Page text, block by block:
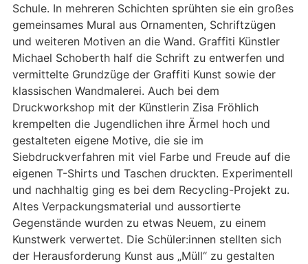
Schule. In mehreren Schichten sprühten sie ein großes
gemeinsames Mural aus Ornamenten, Schriftzügen
und weiteren Motiven an die Wand. Graffiti Künstler
Michael Schoberth half die Schrift zu entwerfen und
vermittelte Grundzüge der Graffiti Kunst sowie der
klassischen Wandmalerei. Auch bei dem
Druckworkshop mit der Künstlerin Zisa Fröhlich
krempelten die Jugendlichen ihre Ärmel hoch und
gestalteten eigene Motive, die sie im
Siebdruckverfahren mit viel Farbe und Freude auf die
eigenen T-Shirts und Taschen druckten. Experimentell
und nachhaltig ging es bei dem Recycling-Projekt zu.
Altes Verpackungsmaterial und aussortierte
Gegenstände wurden zu etwas Neuem, zu einem
Kunstwerk verwertet. Die Schüler:innen stellten sich
der Herausforderung Kunst aus „Müll“ zu gestalten